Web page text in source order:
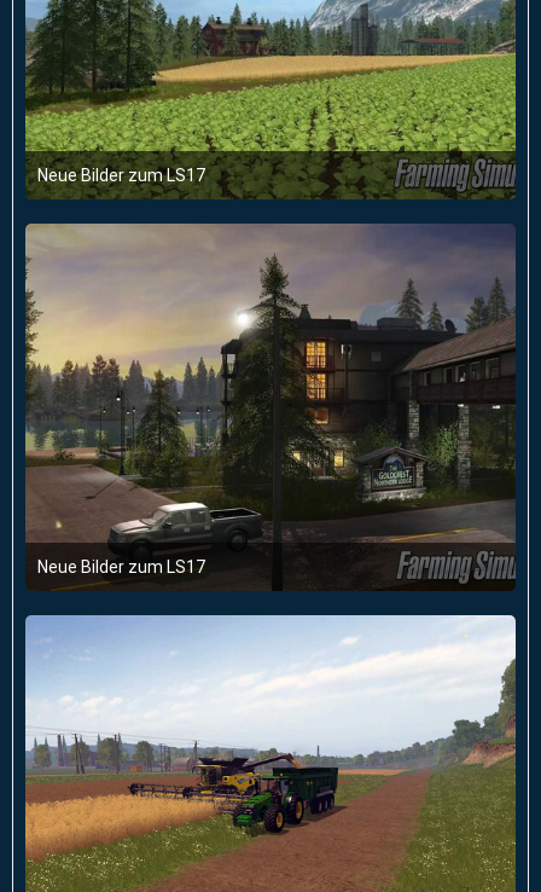
Neue Bilder zum LS17
6. August 2016 um 14:37
Neue Bilder zum LS17
6. August 2016 um 14:37